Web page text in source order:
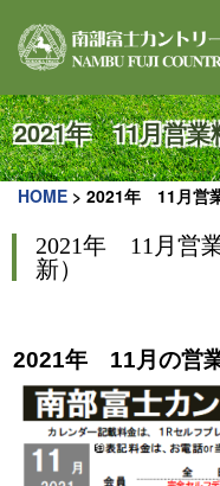
2021年 11月営業
HOME > 2021年 11月営
2021年 11月営
新）
2021年 11月の営業